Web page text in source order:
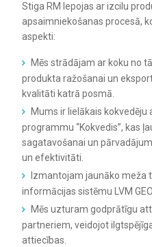
Stiga RM lepojas ar izcilu
apsaimniekošanas procesā,
aspekti:
Mēs strādājam ar koku no
produkta ražošanai un
kvalitāti katrā posmā.
Mums ir lielākais
programmu “Kokvedis”, kas
sagatavošanai un
un efektivitāti.
Izmantojam jaunāko meža
informācijas sistēmu LVM
Mēs uzturam godprātīgu
partneriem, veidojot
attiecības.